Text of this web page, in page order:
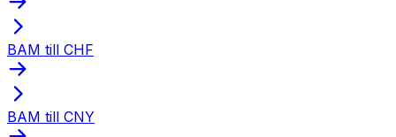
BAM till CHF
BAM till CNY